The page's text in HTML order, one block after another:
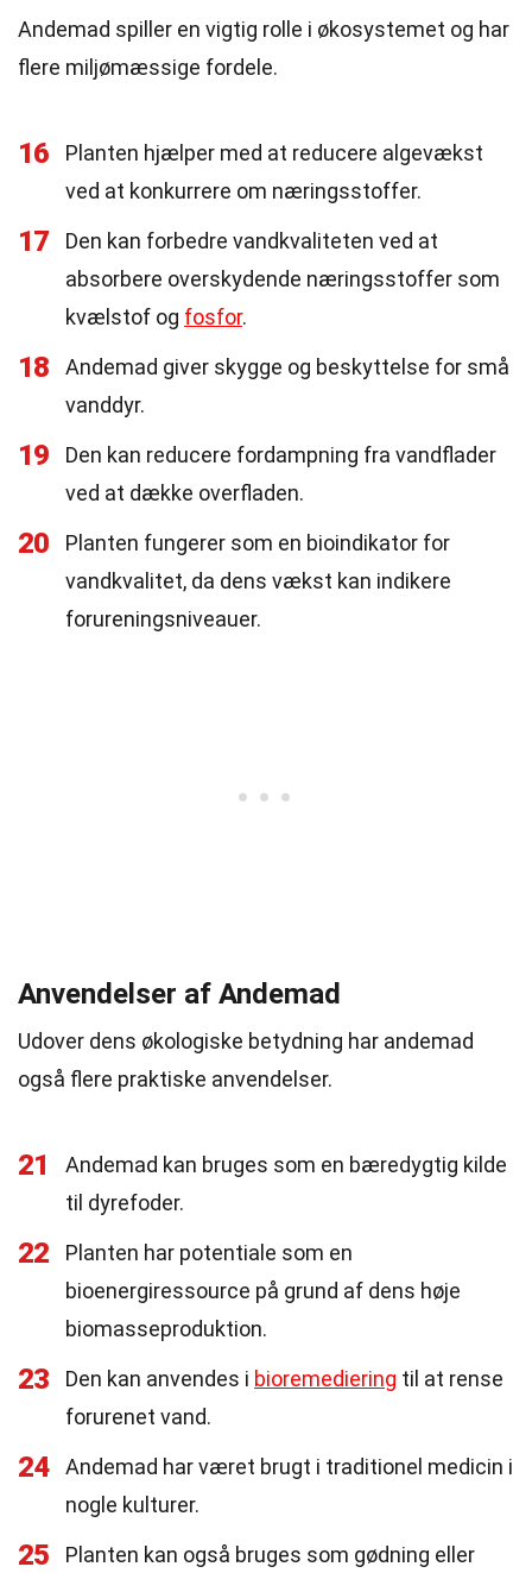
Andemad spiller en vigtig rolle i økosystemet og har
flere miljømæssige fordele.
16
Planten hjælper med at reducere algevækst
ved at konkurrere om næringsstoffer.
17
Den kan forbedre vandkvaliteten ved at
absorbere overskydende næringsstoffer som
kvælstof og fosfor.
18
Andemad giver skygge og beskyttelse for små
vanddyr.
19
Den kan reducere fordampning fra vandflader
ved at dække overfladen.
20
Planten fungerer som en bioindikator for
vandkvalitet, da dens vækst kan indikere
forureningsniveauer.
Anvendelser af Andemad
Udover dens økologiske betydning har andemad
også flere praktiske anvendelser.
21
Andemad kan bruges som en bæredygtig kilde
til dyrefoder.
22
Planten har potentiale som en
bioenergiressource på grund af dens høje
biomasseproduktion.
23 Den kan anvendes i bioremediering til at rense
forurenet vand.
24
Andemad har været brugt i traditionel medicin i
nogle kulturer.
25
Planten kan også bruges som gødning eller